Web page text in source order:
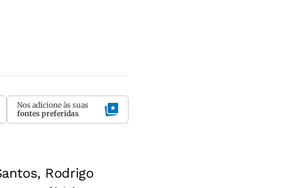
Nos adicione às suas
fontes preferidas
Rodrigo